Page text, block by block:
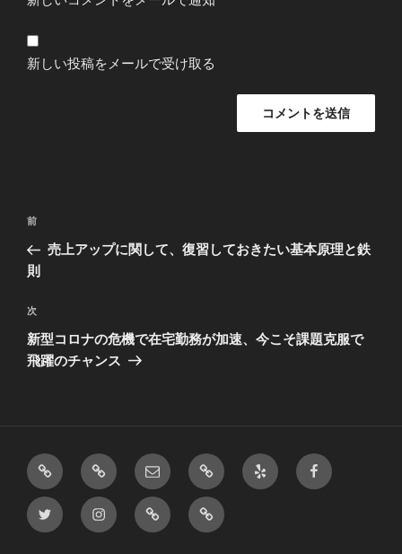
新しい投稿をメールで受け取る
投
ナ
ゲ
ー
シ
前
の
投
前
売上アップに関して、復習しておきたい基本原理と鉄
則
次
の
投
次
新型コロナの危機で在宅勤務が加速、今こそ課題克服で
飛躍のチャンス
第
１
ル
ー
セ
ン
シ
ュ
メ
ー
ル
サ
ー
ビ
ス
Yelp Facebook
Twitter Instagram
ﾃﾞ
ｲ
厳
選